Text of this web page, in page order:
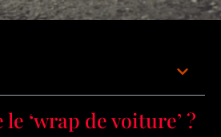
le ‘wrap de voiture’ ?